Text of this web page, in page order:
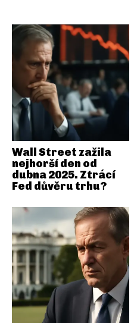
Wall Street zažila
nejhorší den od
dubna 2025. Ztrácí
Fed důvěru trhu?